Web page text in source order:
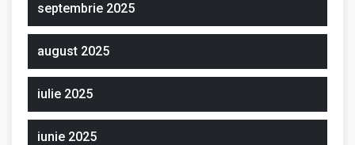
septembrie 2025
august 2025
iulie 2025
iunie 2025